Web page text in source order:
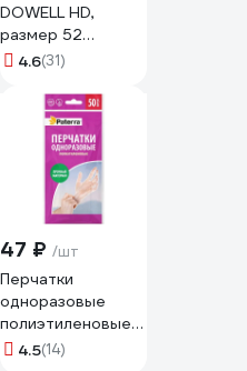
DOWELL HD,
размер 52
D81210-L
4.6(31)
47 ₽ /шт
Перчатки
одноразовые
полиэтиленовые
PATERRA, 50 шт,
4.5(14)